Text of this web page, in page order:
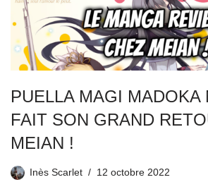
PUELLA MAGI MADOKA
FAIT SON GRAND
MEIAN !
Inès Scarlet 12 octobre 2022